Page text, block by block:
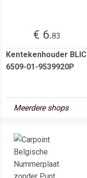
€ 6.83
Kentekenhouder BLIC
6509-01-9539920P
Meerdere shops